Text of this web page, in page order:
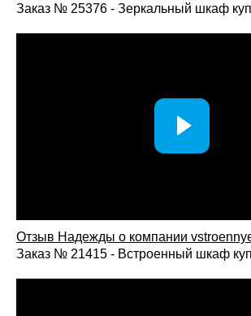
удобное и логичное хранение
и обеспечивая быстрый доступ ко всем
Заказ № 25376 - Зеркальный шкаф
Отзыв Надежды о компании
Заказ № 21415 - Встроенный шкаф